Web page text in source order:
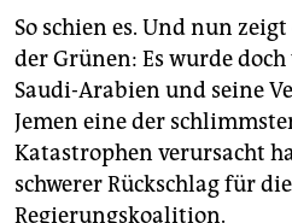
So schien es. Und nun
der Grünen: Es wurde
Saudi-Arabien und seine
Jemen eine der
Katastrophen verursacht
schwerer Rückschlag für
Regierungskoalition.